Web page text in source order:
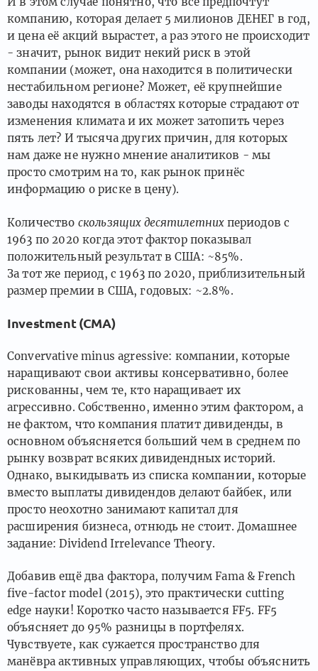
компанию, которая делает 5 милионов ДЕНЕГ в год,
и цена её акций вырастет, а раз этого не происходит
- значит, рынок видит некий риск в этой
компании (может, она находится в политически
нестабильном регионе? Может, её крупнейшие
заводы находятся в областях которые страдают от
изменения климата и их может затопить через
пять лет? И тысяча других причин, для которых
нам даже не нужно мнение аналитиков - мы
просто смотрим на то, как рынок принёс
информацию о риске в цену).
Количество скользящих десятилетнихпериодов с
1963 по 2020 когда этот фактор показывал
положительный результат в США: ~85%.
За тот же период, с 1963 по 2020, приблизительный
размер премии в США, годовых: ~2.8%.
Investment (CMA)
Convervative minus agressive: компании, которые
наращивают свои активы консервативно, более
рискованны, чем те, кто наращивает их
агрессивно. Собственно, именно этим фактором, а
не фактом, что компания платит дивиденды, в
основном объясняется больший чем в среднем по
рынку возврат всяких дивидендных историй.
Однако, выкидывать из списка компании, которые
вместо выплаты дивидендов делают байбек, или
просто неохотно занимают капитал для
расширения бизнеса, отнюдь не стоит. Домашнее
задание: Dividend Irrelevance Theory.
Добавив ещё два фактора, получим Fama & French
five-factor model (2015), это практически cutting
edge науки! Коротко часто называется FF5. FF5
объясняет до 95% разницы в портфелях.
Чувствуете, как сужается пространство для
манёвра активных управляющих, чтобы объяснить